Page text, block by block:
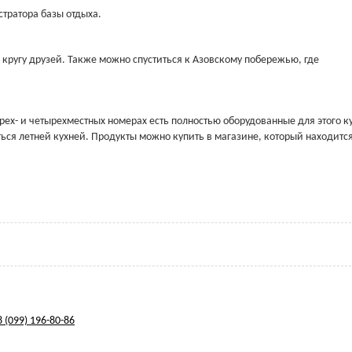
базы отдыха.
друзей. Также можно спуститься к Азовскому побережью, где
и четырехместных номерах есть полностью оборудованные для этого
летней кухней. Продукты можно купить в магазине, который
(099) 196-80-86